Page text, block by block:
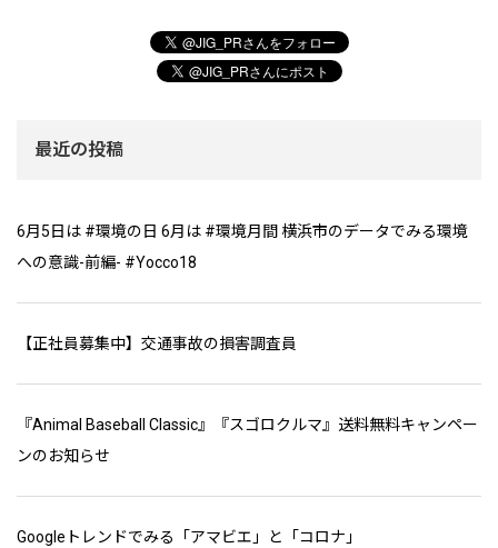
最近の投稿
6月5日は #環境の日 6月は #環境月間 横浜市のデータでみる環境
への意識-前編- #Yocco18
【正社員募集中】交通事故の損害調査員
『Animal Baseball Classic』『スゴロクルマ』送料無料キャンペー
ンのお知らせ
Googleトレンドでみる「アマビエ」と「コロナ」